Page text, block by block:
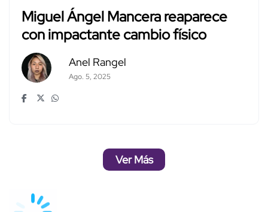
Miguel Ángel Mancera reaparece
con impactante cambio físico
Anel Rangel
Ago. 5, 2025
Ver Más